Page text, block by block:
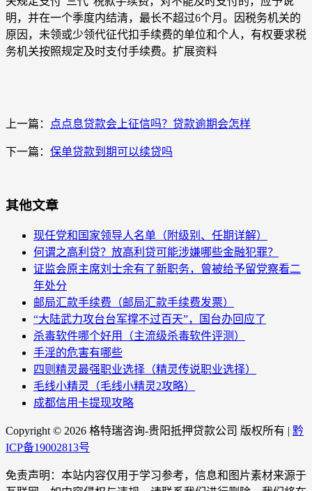
明，并在一个季度内结清，最长不超过6个月。因税务机关的
原因，未领或少领代征代扣手续费的单位和个人，有权要求税
务机关按照规定及时支付手续费。扩展资料
上一篇： 点点息贷款会上征信吗？贷款逾期会怎样
下一篇： 保单贷款到期可以续贷吗
其他文章
现任党和国家领导人名单（附级别、任期详解）
何谓之高利贷？放高利贷可能涉嫌哪些金融犯罪？
证监会原主席刘士余有了新职务，曾被给予留党察看二
年处分
邮局汇款手续费（邮局汇款手续费发票）
“大陆武力攻台台军撑不过百天”，国台办回应了
杀毒软件哪个好用（主流级杀毒软件评测）
手淫的危害有哪些
四则精灵最强职业选择（精灵传说职业选择）
毛线小精灵（毛线小精灵2攻略）
成都信用卡提现攻略
Copyright © 2026 格特瑞咨询-贵阳抵押贷款公司 版权所有 | 黔
ICP备19002813号
免责声明：本站内容仅用于学习参考，信息和图片素材来源于